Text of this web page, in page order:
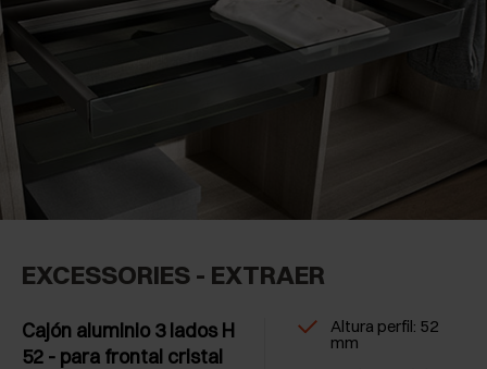
EXCESSORIES - EXTRAER
Cajón aluminio 3 lados H
52 - para frontal cristal
Altura perfil: 52
mm